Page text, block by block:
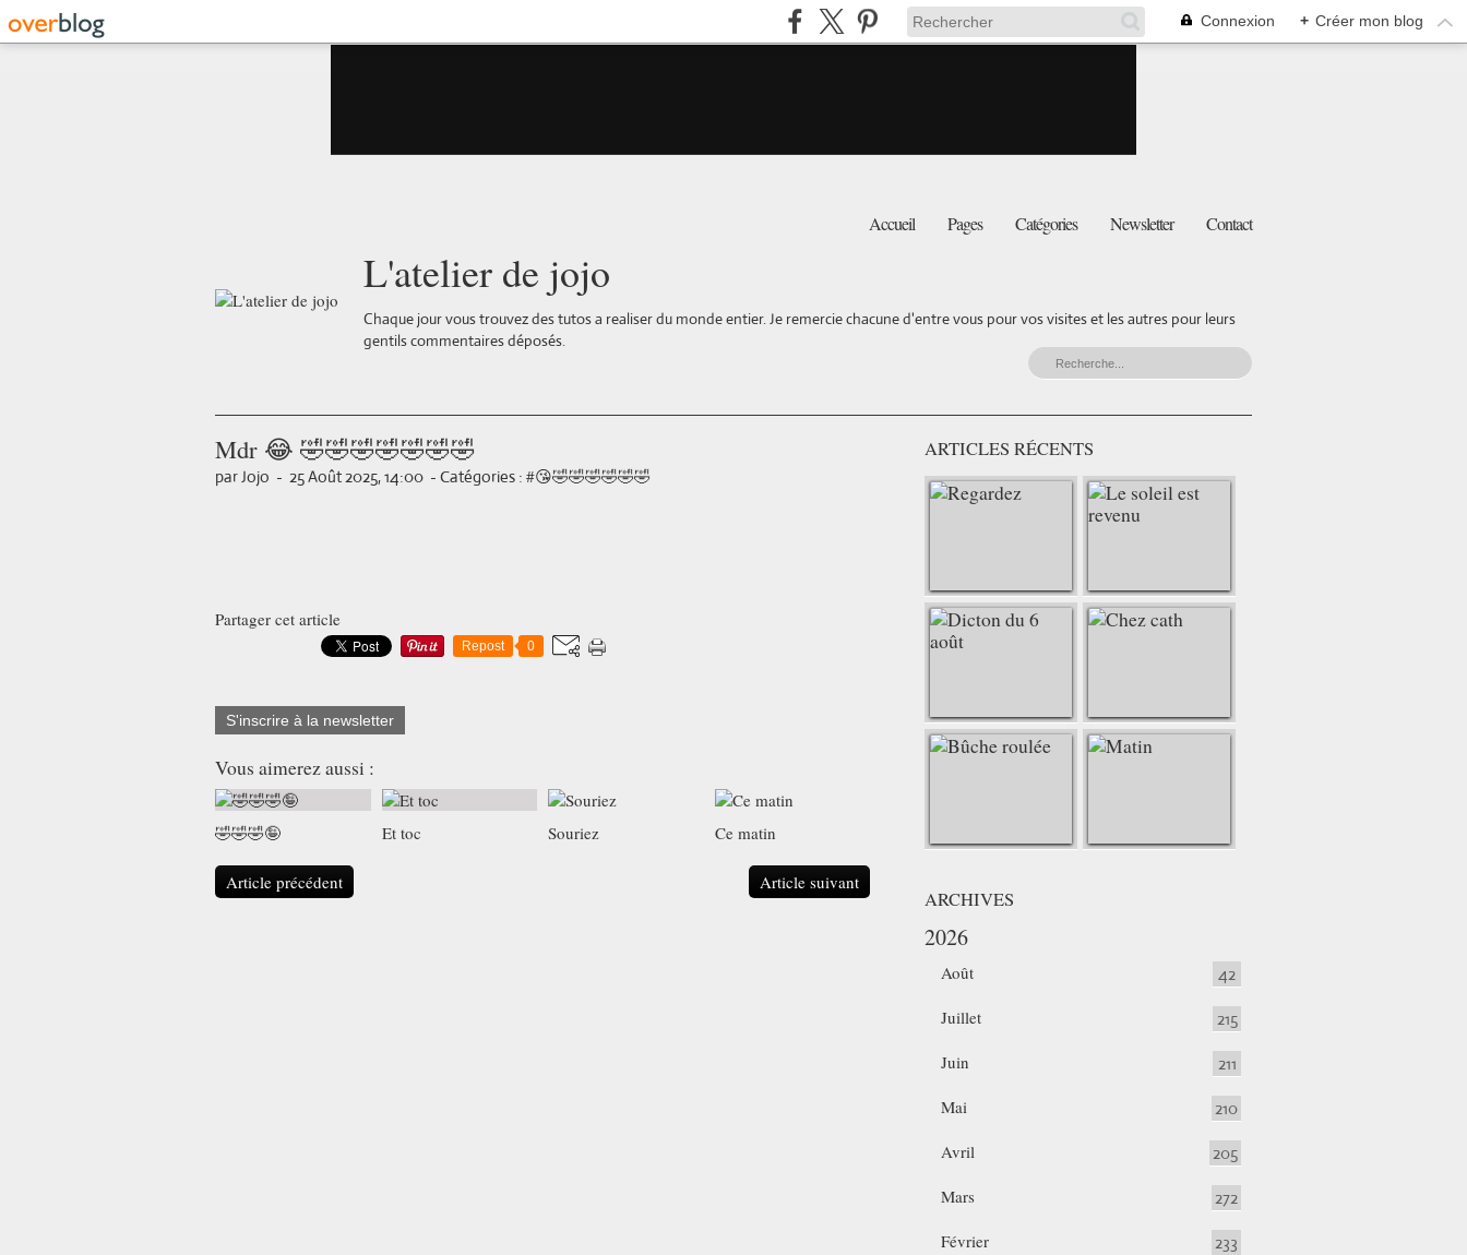
Connexion + Créer mon blog
Accueil Pages Catégories Newsletter Contact
L'atelier de jojo
Chaque jour vous trouvez des tutos a realiser du monde entier. Je remercie chacune d'entre vous pour vos visites et les autres pour leurs
gentils commentaires déposés.
Mdr 😂 🤣🤣🤣🤣🤣🤣🤣
par Jojo - 25 Août 2025, 14:00 - Catégories : #😘🤣🤣🤣🤣🤣🤣
Partager cet article
Repost 0
S'inscrire à la newsletter
Vous aimerez aussi :
🤣🤣🤣🤪 Et toc Souriez Ce matin
Article précédent Article suivant
ARTICLES RÉCENTS
ARCHIVES
2026
Août 42
Juillet 215
Juin 211
Mai 210
Avril 205
Mars 272
Février 233